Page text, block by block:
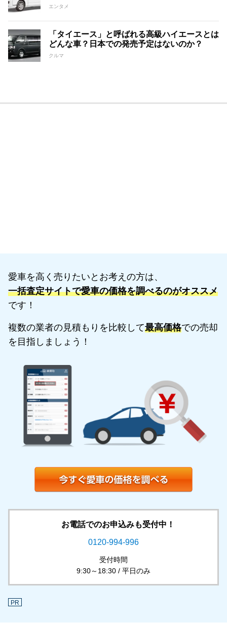
エンタメ
「タイエース」と呼ばれる高級ハイエースとは
どんな車？日本での発売予定はないのか？
クルマ
愛車を高く売りたいとお考えの方は、
一括査定サイトで愛車の価格を調べるのがオススメ
です！
複数の業者の見積もりを比較して最高価格での売却
を目指しましょう！
お電話でのお申込みも受付中！
0120-994-996
受付時間
9:30～18:30 / 平日のみ
PR